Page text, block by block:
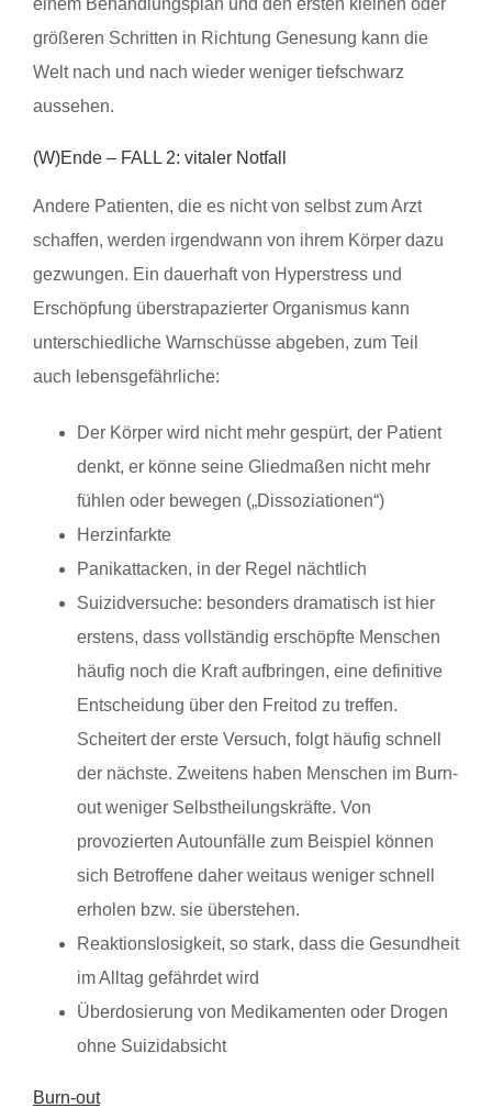
größeren Schritten in Richtung Genesung kann die
Welt nach und nach wieder weniger tiefschwarz
aussehen.
(W)Ende – FALL 2: vitaler Notfall
Andere Patienten, die es nicht von selbst zum Arzt
schaffen, werden irgendwann von ihrem Körper dazu
gezwungen. Ein dauerhaft von Hyperstress und
Erschöpfung überstrapazierter Organismus kann
unterschiedliche Warnschüsse abgeben, zum Teil
auch lebensgefährliche:
Der Körper wird nicht mehr gespürt, der Patient
denkt, er könne seine Gliedmaßen nicht mehr
fühlen oder bewegen („Dissoziationen“)
Herzinfarkte
Panikattacken, in der Regel nächtlich
Suizidversuche: besonders dramatisch ist hier
erstens, dass vollständig erschöpfte Menschen
häufig noch die Kraft aufbringen, eine definitive
Entscheidung über den Freitod zu treffen.
Scheitert der erste Versuch, folgt häufig schnell
der nächste. Zweitens haben Menschen im Burn-
out weniger Selbstheilungskräfte. Von
provozierten Autounfälle zum Beispiel können
sich Betroffene daher weitaus weniger schnell
erholen bzw. sie überstehen.
Reaktionslosigkeit, so stark, dass die Gesundheit
im Alltag gefährdet wird
Überdosierung von Medikamenten oder Drogen
ohne Suizidabsicht
Burn-out